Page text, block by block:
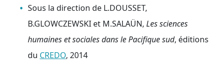
Sous la direction de L.DOUSSET,
B.GLOWCZEWSKI et M.SALAÜN, Les sciences
humaines et sociales dans le Pacifique sud, éditions
du CREDO, 2014